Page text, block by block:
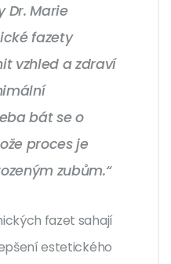
Dr. Marie
fazety
vzhled a zdraví
bát se o
proces je
zubům.“
fazet sahají
estetického